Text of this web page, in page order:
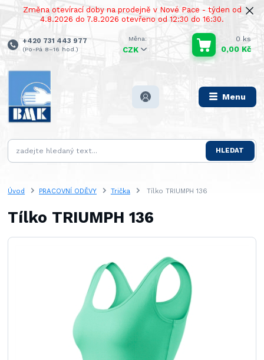
Změna otevírací doby na prodejně v Nové Pace - týden od
4.8.2026 do 7.8.2026 otevřeno od 12:30 do 16:30.
Menu
CZK
HLEDAT
+420 731 443 977
(Po-Pá 8–16 hod.)
0 ks
0,00 Kč
Úvod PRACOVNÍ ODĚVY Trička Tílko TRIUMPH 136
Tílko TRIUMPH 136